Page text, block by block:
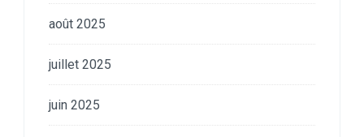
août 2025
juillet 2025
juin 2025